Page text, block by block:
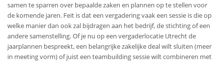
samen te sparren over bepaalde zaken en plannen op te stellen voor
de komende jaren. Feit is dat een vergadering vaak een sessie is die op
welke manier dan ook zal bijdragen aan het bedrijf, de stichting of een
andere samenstelling. Of je nu op een vergaderlocatie Utrecht de
jaarplannen bespreekt, een belangrijke zakelijke deal wilt sluiten (meer
in meeting vorm) of juist een teambuilding sessie wilt combineren met